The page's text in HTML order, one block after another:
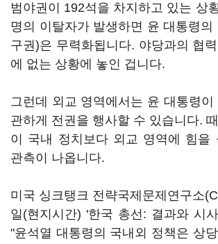
범야권이 192석을 차지하고 있는 상
명의 이탈자가 발생하면 윤 대통령의
구권)은 무력화됩니다. 야당과의 협
에 없는 상황에 놓인 겁니다.
그런데 외교 영역에서는 윤 대통령
관하게 전권을 행사할 수 있습니다.
이 국내 정치보다 외교 영역에 힘을
관측이 나옵니다.
미국 싱크탱크 전략국제문제연구소
일(현지시간) '한국 총선: 결과와 시
"윤석열 대통령의 국내외 정책은 상